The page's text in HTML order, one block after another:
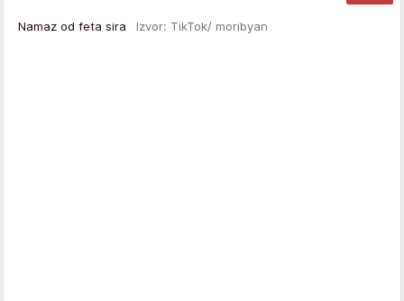
Namaz od feta sira Izvor: TikTok/ moribyan